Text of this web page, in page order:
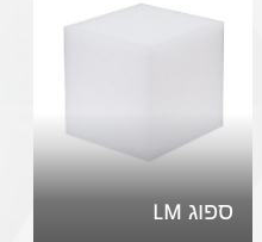
ספוג LM